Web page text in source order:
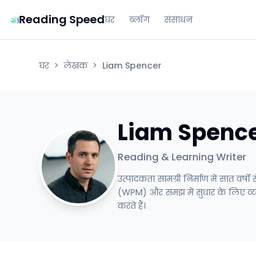
Reading Speedघर ब्लॉग संसाधन
घर > लेखक > Liam Spencer
Liam
Reading & Learning Writer
उत्पादकता सामग्री निर्माण में
(WPM) और समझ में सुधार के लिए
करते हैं।